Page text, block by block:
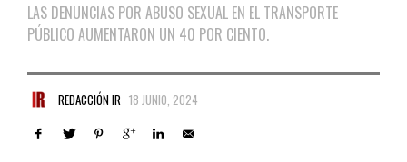
LAS DENUNCIAS POR ABUSO SEXUAL EN EL TRANSPORTE
PÚBLICO AUMENTARON UN 40 POR CIENTO.
REDACCIÓN IR 18 JUNIO, 2024